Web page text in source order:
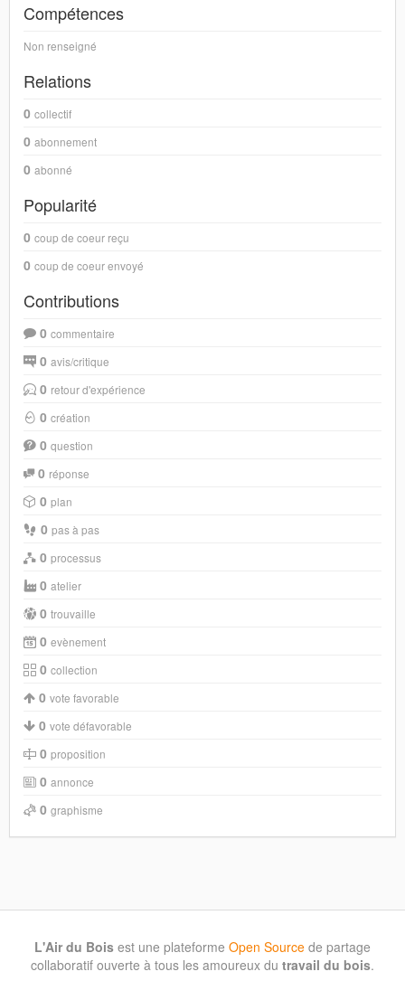
Compétences
Non renseigné
Relations
0 collectif
0 abonnement
0 abonné
Popularité
0 coup de coeur reçu
0 coup de coeur envoyé
Contributions
0 commentaire
0 avis/critique
0 retour d'expérience
0 création
0 question
0 réponse
0 plan
0 pas à pas
0 processus
0 atelier
0 trouvaille
0 evènement
0 collection
0 vote favorable
0 vote défavorable
0 proposition
0 annonce
0 graphisme
L'Air du Bois est une plateforme Open Source de partage
collaboratif ouverte à tous les amoureux du travail du bois.